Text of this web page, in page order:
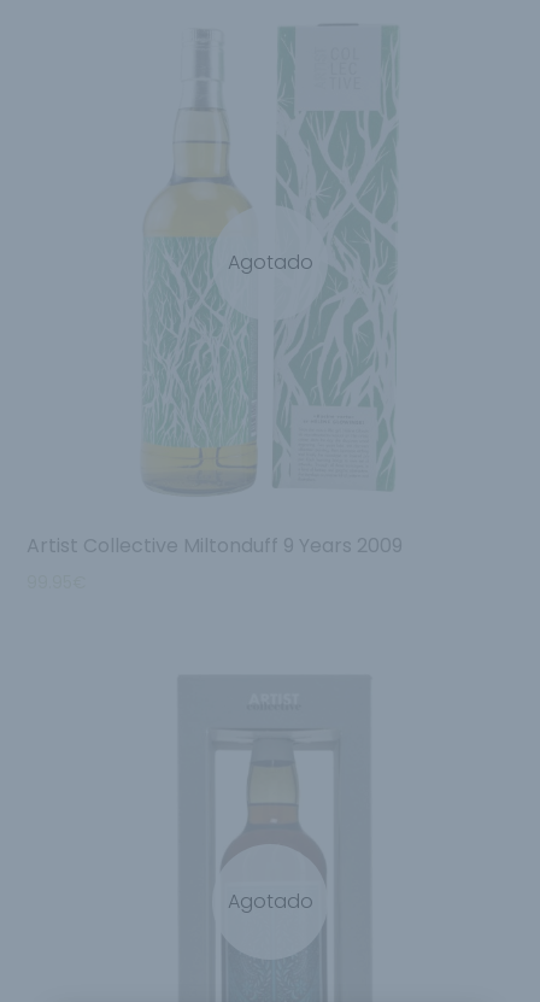
Agotado
Artist Collective Miltonduff 9 Years 2009
Agotado